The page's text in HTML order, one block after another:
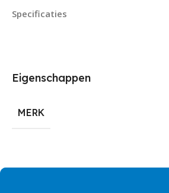
Specificaties
Eigenschappen
MERK